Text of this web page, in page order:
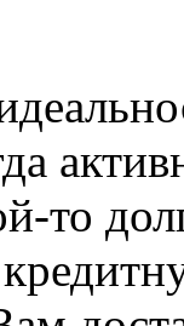
то